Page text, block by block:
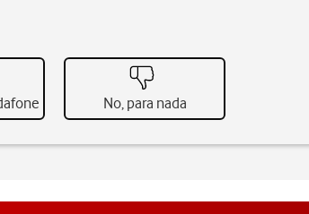
No, para nada